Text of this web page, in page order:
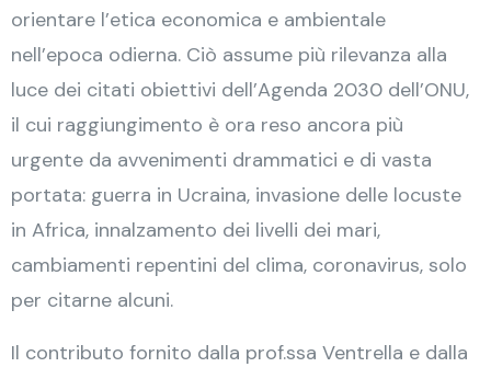
orientare l’etica economica e ambientale
nell’epoca odierna. Ciò assume più rilevanza alla
luce dei citati obiettivi dell’Agenda 2030 dell’ONU,
il cui raggiungimento è ora reso ancora più
urgente da avvenimenti drammatici e di vasta
portata: guerra in Ucraina, invasione delle locuste
in Africa, innalzamento dei livelli dei mari,
cambiamenti repentini del clima, coronavirus, solo
per citarne alcuni.
Il contributo fornito dalla prof.ssa Ventrella e dalla